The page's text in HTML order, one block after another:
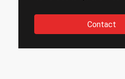
Contact